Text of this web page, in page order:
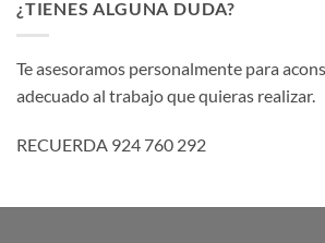
¿TIENES ALGUNA DUDA?
Te asesoramos personalmente para
adecuado al trabajo que quieras realizar.
RECUERDA 924 760 292